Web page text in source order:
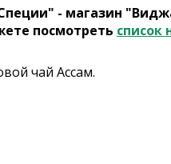
- магазин
посмотреть список
чай Ассам.